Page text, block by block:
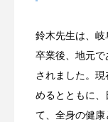
鈴木先生は、
卒業後、地元
されました。
めるとともに、
て、全身の健